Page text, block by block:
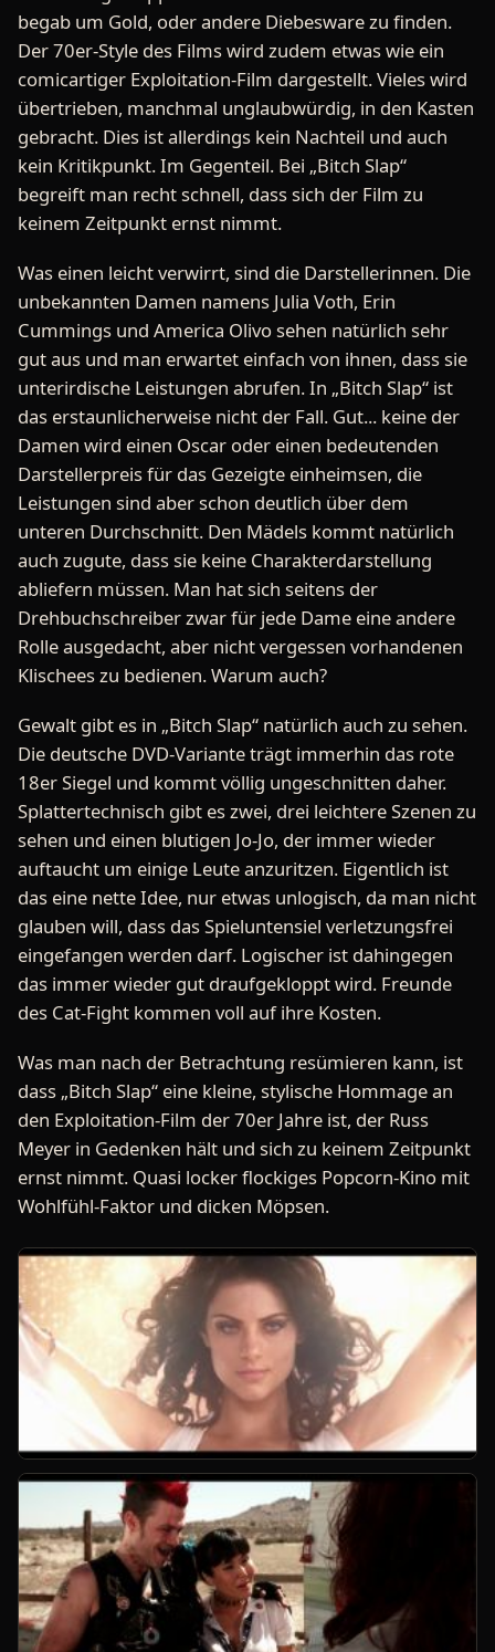
begab um Gold, oder andere Diebesware zu finden.
Der 70er-Style des Films wird zudem etwas wie ein
comicartiger Exploitation-Film dargestellt. Vieles wird
übertrieben, manchmal unglaubwürdig, in den Kasten
gebracht. Dies ist allerdings kein Nachteil und auch
kein Kritikpunkt. Im Gegenteil. Bei „Bitch Slap“
begreift man recht schnell, dass sich der Film zu
keinem Zeitpunkt ernst nimmt.
Was einen leicht verwirrt, sind die Darstellerinnen. Die
unbekannten Damen namens Julia Voth, Erin
Cummings und America Olivo sehen natürlich sehr
gut aus und man erwartet einfach von ihnen, dass sie
unterirdische Leistungen abrufen. In „Bitch Slap“ ist
das erstaunlicherweise nicht der Fall. Gut... keine der
Damen wird einen Oscar oder einen bedeutenden
Darstellerpreis für das Gezeigte einheimsen, die
Leistungen sind aber schon deutlich über dem
unteren Durchschnitt. Den Mädels kommt natürlich
auch zugute, dass sie keine Charakterdarstellung
abliefern müssen. Man hat sich seitens der
Drehbuchschreiber zwar für jede Dame eine andere
Rolle ausgedacht, aber nicht vergessen vorhandenen
Klischees zu bedienen. Warum auch?
Gewalt gibt es in „Bitch Slap“ natürlich auch zu sehen.
Die deutsche DVD-Variante trägt immerhin das rote
18er Siegel und kommt völlig ungeschnitten daher.
Splattertechnisch gibt es zwei, drei leichtere Szenen zu
sehen und einen blutigen Jo-Jo, der immer wieder
auftaucht um einige Leute anzuritzen. Eigentlich ist
das eine nette Idee, nur etwas unlogisch, da man nicht
glauben will, dass das Spieluntensiel verletzungsfrei
eingefangen werden darf. Logischer ist dahingegen
das immer wieder gut draufgekloppt wird. Freunde
des Cat-Fight kommen voll auf ihre Kosten.
Was man nach der Betrachtung resümieren kann, ist
dass „Bitch Slap“ eine kleine, stylische Hommage an
den Exploitation-Film der 70er Jahre ist, der Russ
Meyer in Gedenken hält und sich zu keinem Zeitpunkt
ernst nimmt. Quasi locker flockiges Popcorn-Kino mit
Wohlfühl-Faktor und dicken Möpsen.